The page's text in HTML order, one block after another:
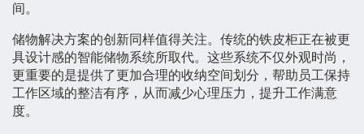
间。
储物解决方案的创新同样值得关注。传统的铁皮柜正在被更
具设计感的智能储物系统所取代。这些系统不仅外观时尚，
更重要的是提供了更加合理的收纳空间划分，帮助员工保持
工作区域的整洁有序，从而减少心理压力，提升工作满意
度。